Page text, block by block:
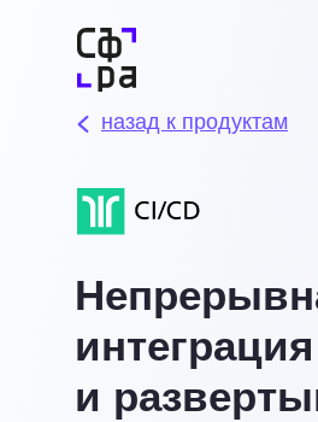
назад к продуктам
интеграция
и